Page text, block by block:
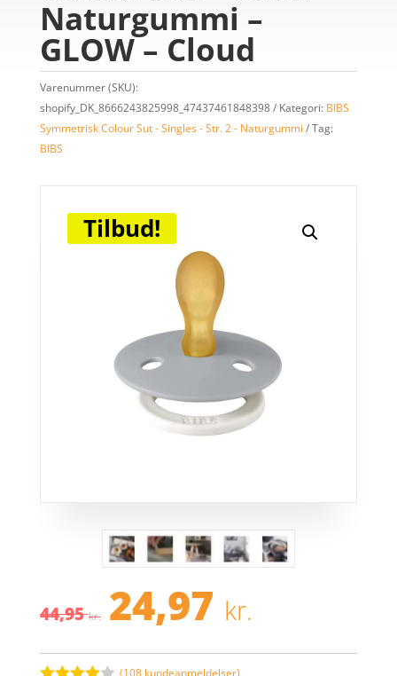
Naturgummi –
GLOW – Cloud
Varenummer (SKU):
shopify_DK_8666243825998_47437461848398
Kategori: BIBS
Symmetrisk Colour Sut - Singles - Str. 2 - Naturgummi
Tag:
BIBS
Tilbud!
44,95kr. Den
oprindelige
pris
var:
24,97 kr.
pris
er:
(108 kundeanmeldelser)